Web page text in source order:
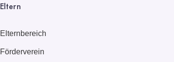
Eltern
Elternbereich
Förderverein